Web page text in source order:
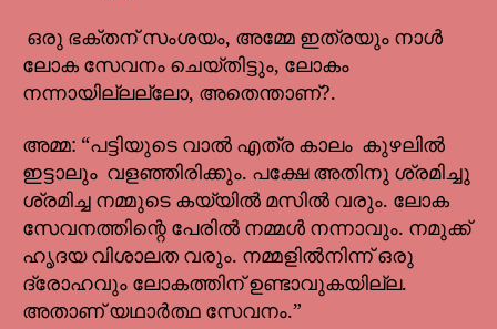
ഒരു ഭക്തന് സംശയം, അമ്മേ ഇത്രയും നാൾ
ലോക സേവനം ചെയ്തിട്ടും, ലോകം
നന്നായില്ലല്ലോ, അതെന്താണ്?.
അമ്മ: “പട്ടിയുടെ വാൽ എത്ര കാലം കുഴലിൽ
ഇട്ടാലും വളഞ്ഞിരിക്കും. പക്ഷേ അതിനു ശ്രമിച്ചു
ശ്രമിച്ച നമ്മുടെ കയ്യിൽ മസിൽ വരും. ലോക
സേവനത്തിന്റെ പേരിൽ നമ്മൾ നന്നാവും. നമുക്ക്
ഹൃദയ വിശാലത വരും. നമ്മളിൽനിന്ന് ഒരു
ദ്രോഹവും ലോകത്തിന് ഉണ്ടാവുകയില്ല.
അതാണ് യഥാർത്ഥ സേവനം.”